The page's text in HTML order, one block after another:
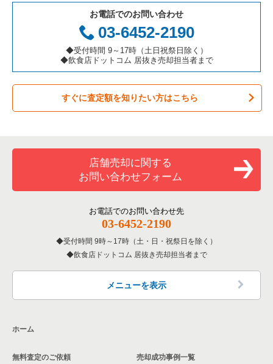
お弁当・惣菜・デリの居抜き売却物件の案件一覧
カラオケ・パブ・スナックの居抜き売却物件の案件一覧
バーの居抜き売却物件の案件一覧
居酒屋・ダイニングバーの居抜き売却物件の案件一覧
洋食の居抜き売却物件の案件一覧
その他の居抜き売却物件の案件一覧
三重県の飲食店の居抜き売却物件の案件一覧
横浜市神奈川区の飲食店の居抜き売却物件の案件一覧
横浜市都筑区の飲食店の居抜き売却物件の案件一覧
横浜市西区の飲食店の居抜き売却物件の案件一覧
川崎市宮前区の飲食店の居抜き売却物件の案件一覧
川崎市幸区の飲食店の居抜き売却物件の案件一覧
厚木市の飲食店の居抜き売却物件の案件一覧
中郡の飲食店の居抜き売却物件の案件一覧
三浦郡の飲食店の居抜き売却物件の案件一覧
神奈川県のアジア料理の居抜き売却物件の案件一覧
神奈川県のカフェの居抜き売却物件の案件一覧
神奈川県のテイクアウトの居抜き売却物件の案件一覧
神奈川県のお弁当・惣菜・デリの居抜き売却物件の案件一覧
神奈川県のバーの居抜き売却物件の案件一覧
神奈川県の居酒屋・ダイニングバーの居抜き売却物件の案件一
神奈川県の専門料理の居抜き売却物件の案件一覧
神奈川県の和食の居抜き売却物件の案件一覧
神奈川県の洋食の居抜き売却物件の案件一覧
藤沢市のテイクアウトの居抜き売却物件の案件一覧
藤沢市のカラオケ・パブ・スナックの居抜き売却物件の案件一
藤沢市のバーの居抜き売却物件の案件一覧
藤沢市の居酒屋・ダイニングバーの居抜き売却物件の案件一覧
藤沢市のその他の居抜き売却物件の案件一覧
お電話でのお問い合わせ
03-6452-2190
◆受付時間 9～17時（土日祝祭日除く）
◆飲食店ドットコム 居抜き売却担当者まで
すぐに査定額を知りたい方はこちら
店舗売却に関する
お問い合わせフォーム
お電話でのお問い合わせ先
03-6452-2190
受付時間 9時～17時（土・日・祝祭日を除く）
飲食店ドットコム 居抜き売却担当者まで
メニューを表示
ホーム
無料査定のご依頼 売却成功事例一覧